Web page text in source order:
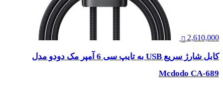
2,610,000
کابل شارژ سریع USB به تایپ سی 6 آمپر مک دودو مدل
Mcdodo CA-689